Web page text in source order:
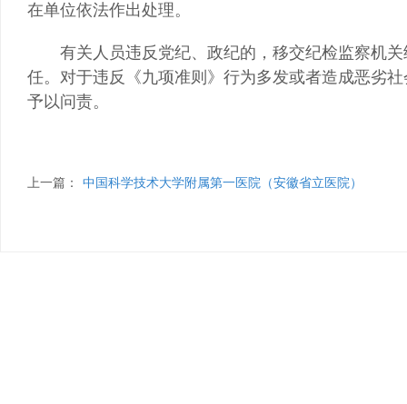
在单位依法作出处理。
有关人员违反党纪、政纪的，移交纪检监察机关
任。对于违反《九项准则》行为多发或者造成恶劣
予以问责。
上一篇： 中国科学技术大学附属第一医院（安徽省立医院）